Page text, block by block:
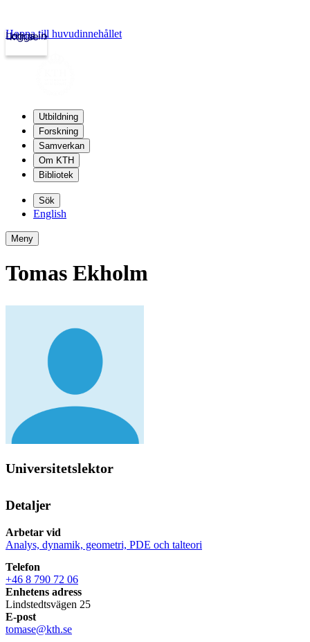
kth.se
Logga in
Hoppa till huvudinnehållet
Utbildning
Forskning
Samverkan
Om KTH
Bibliotek
Sök
English
Meny
Tomas Ekholm
Universitetslektor
Detaljer
Arbetar vid
Analys, dynamik, geometri, PDE och talteori
Telefon
+46 8 790 72 06
Enhetens adress
Lindstedtsvägen 25
E-post
tomase@kth.se